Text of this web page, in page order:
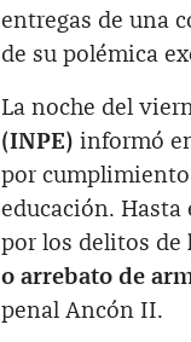
entregas de una
de su polémica
La noche del
(INPE) informó
por
educación.
por los delitos de
o arrebato de
penal Ancón II.